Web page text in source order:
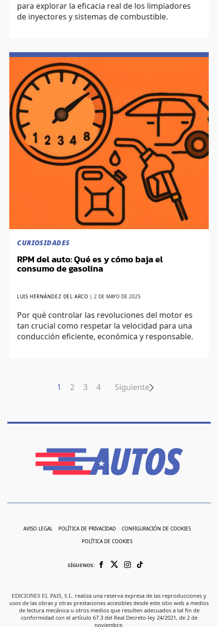
para explorar la eficacia real de los limpiadores
de inyectores y sistemas de combustible.
CURIOSIDADES
RPM del auto: Qué es y cómo baja el
consumo de gasolina
LUIS HERNÁNDEZ DEL ARCO |2 DE MAYO DE 2025
Por qué controlar las revoluciones del motor es
tan crucial como respetar la velocidad para una
conducción eficiente, económica y responsable.
1 2 3 4 Siguiente
AVISO LEGAL POLÍTICA DE PRIVACIDAD CONFIGURACIÓN DE COOKIES
POLÍTICA DE COOKIES
SÍGUENOS:
EDICIONES EL PAIS, S.L.
realiza una reserva expresa de las reproducciones y
usos de las obras y otras prestaciones accesibles desde este sitio web a medios
de lectura mecánica u otros medios que resulten adecuados a tal fin de
conformidad con el artículo 67.3 del Real Decreto-ley 24/2021, de 2 de
noviembre.